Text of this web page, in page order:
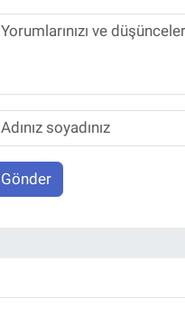
Gönder